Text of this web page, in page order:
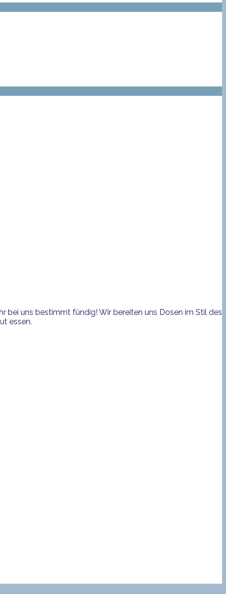
bei uns bestimmt fündig! Wir bereiten uns Dosen im Stil des
essen.